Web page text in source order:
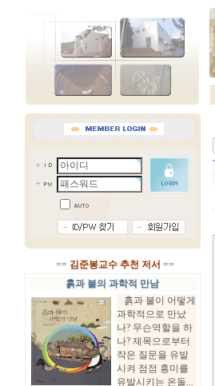
== 김준봉교수 추천 저서 ==
흙과 불의 과학적 만남
흙과 불이 어떻게
과학적으로 만났
나? 무슨역할을 하
나? 제목으로부터
작은 질문을 유발
시켜 점점 흥미를
유발시키는 온돌...